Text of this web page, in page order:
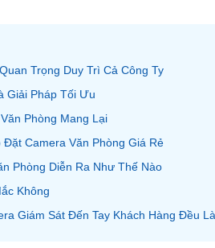
Trọng Duy Trì Cả Công Ty
Giải Pháp Tối Ưu
Phòng Mang Lại
Camera Văn Phòng Giá Rẻ
Phòng Diễn Ra Như Thế Nào
Không
Giám Sát Đến Tay Khách Hàng Đều